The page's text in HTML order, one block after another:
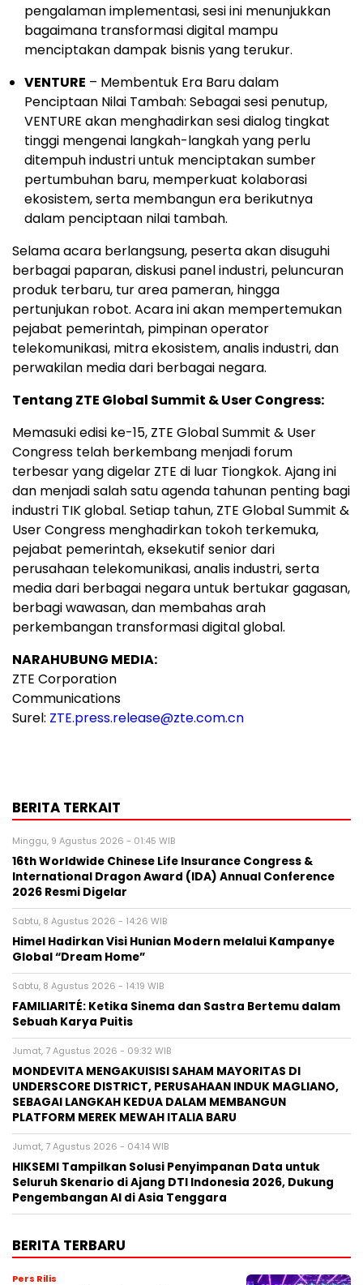
pengalaman implementasi, sesi ini menunjukkan
bagaimana transformasi digital mampu
menciptakan dampak bisnis yang terukur.
VENTURE – Membentuk Era Baru dalam
Penciptaan Nilai Tambah: Sebagai sesi penutup,
VENTURE akan menghadirkan sesi dialog tingkat
tinggi mengenai langkah-langkah yang perlu
ditempuh industri untuk menciptakan sumber
pertumbuhan baru, memperkuat kolaborasi
ekosistem, serta membangun era berikutnya
dalam penciptaan nilai tambah.
Selama acara berlangsung, peserta akan disuguhi
berbagai paparan, diskusi panel industri, peluncuran
produk terbaru, tur area pameran, hingga
pertunjukan robot. Acara ini akan mempertemukan
pejabat pemerintah, pimpinan operator
telekomunikasi, mitra ekosistem, analis industri, dan
perwakilan media dari berbagai negara.
Tentang ZTE Global Summit & User Congress:
Memasuki edisi ke-15, ZTE Global Summit & User
Congress telah berkembang menjadi forum
terbesar yang digelar ZTE di luar Tiongkok. Ajang ini
dan menjadi salah satu agenda tahunan penting bagi
industri TIK global. Setiap tahun, ZTE Global Summit &
User Congress menghadirkan tokoh terkemuka,
pejabat pemerintah, eksekutif senior dari
perusahaan telekomunikasi, analis industri, serta
media dari berbagai negara untuk bertukar gagasan,
berbagi wawasan, dan membahas arah
perkembangan transformasi digital global.
NARAHUBUNG MEDIA:
ZTE Corporation
Communications
Surel: ZTE.press.release@zte.com.cn
BERITA TERKAIT
Minggu, 9 Agustus 2026 - 01:45 WIB
16th Worldwide Chinese Life Insurance Congress &
International Dragon Award (IDA) Annual Conference
2026 Resmi Digelar
Sabtu, 8 Agustus 2026 - 14:26 WIB
Himel Hadirkan Visi Hunian Modern melalui Kampanye
Global “Dream Home”
Sabtu, 8 Agustus 2026 - 14:19 WIB
FAMILIARITÉ: Ketika Sinema dan Sastra Bertemu dalam
Sebuah Karya Puitis
Jumat, 7 Agustus 2026 - 09:32 WIB
MONDEVITA MENGAKUISISI SAHAM MAYORITAS DI
UNDERSCORE DISTRICT, PERUSAHAAN INDUK MAGLIANO,
SEBAGAI LANGKAH KEDUA DALAM MEMBANGUN
PLATFORM MEREK MEWAH ITALIA BARU
Jumat, 7 Agustus 2026 - 04:14 WIB
HIKSEMI Tampilkan Solusi Penyimpanan Data untuk
Seluruh Skenario di Ajang DTI Indonesia 2026, Dukung
Pengembangan AI di Asia Tenggara
BERITA TERBARU
Pers Rilis